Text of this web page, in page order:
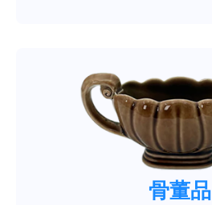
骨董品